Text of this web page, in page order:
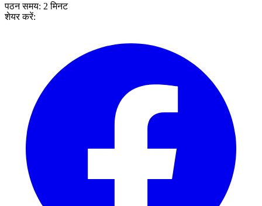
पठन समय: 2 मिनट
शेयर करें: